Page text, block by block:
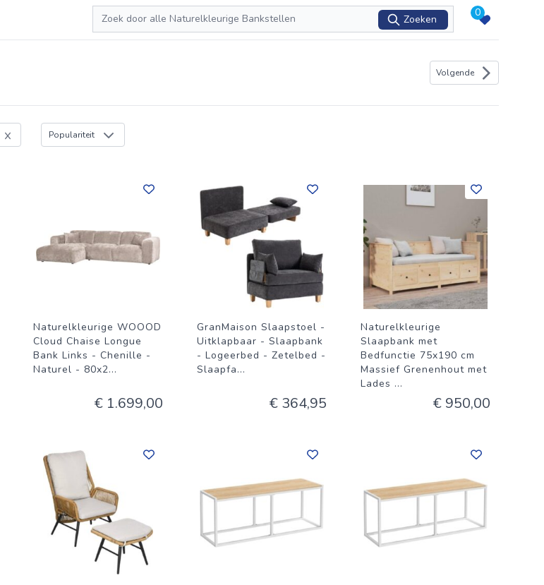
Zoeken
Zoeken
0
Volgende
Populariteit
Naturelkleurige WOOOD
Cloud Chaise Longue
Bank Links - Chenille -
Naturel - 80x2...
€ 1.699,00
GranMaison Slaapstoel -
Uitklapbaar - Slaapbank
- Logeerbed - Zetelbed -
Slaapfa...
€ 364,95
Naturelkleurige
Slaapbank met
Bedfunctie 75x190 cm
Massief Grenenhout met
Lades ...
€ 950,00